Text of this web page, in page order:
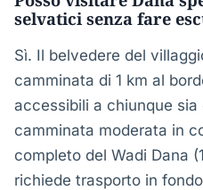
selvatici senza fare
Sì. Il belvedere del
camminata di 1 km al
accessibili a chiunque sia
camminata moderata in
completo del Wadi Dana
richiede trasporto in